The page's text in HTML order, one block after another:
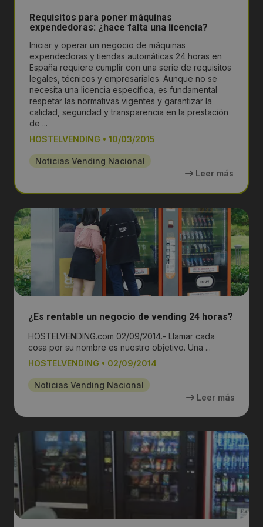
Requisitos para poner máquinas
expendedoras: ¿hace falta una licencia?
Iniciar y operar un negocio de máquinas
expendedoras y tiendas automáticas 24 horas en
España requiere cumplir con una serie de requisitos
legales, técnicos y empresariales. Aunque no se
necesita una licencia específica, es fundamental
respetar las normativas vigentes y garantizar la
calidad, seguridad y transparencia en la prestación
de ...
HOSTELVENDING • 10/03/2015
Noticias Vending Nacional
Leer más
¿Es rentable un negocio de vending 24 horas?
HOSTELVENDING.com 02/09/2014.- Llamar cada
cosa por su nombre es nuestro objetivo. Una ...
HOSTELVENDING • 02/09/2014
Noticias Vending Nacional
Leer más